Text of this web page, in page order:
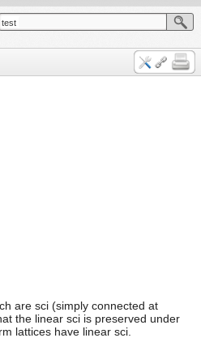
test
are sci (simply connected at
the linear sci is preserved under
lattices have linear sci.